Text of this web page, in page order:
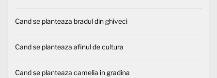
Cand se planteaza bradul din ghiveci
Cand se planteaza afinul de cultura
Cand se planteaza camelia in gradina